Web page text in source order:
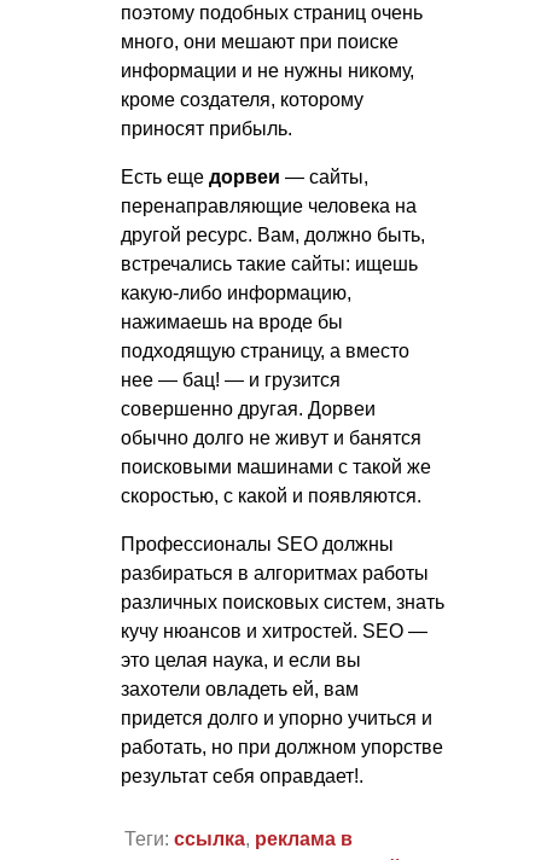
поэтому подобных страниц очень
много, они мешают при поиске
информации и не нужны никому,
кроме создателя, которому
приносят прибыль.
Есть еще дорвеи — сайты,
перенаправляющие человека на
другой ресурс. Вам, должно быть,
встречались такие сайты: ищешь
какую-либо информацию,
нажимаешь на вроде бы
подходящую страницу, а вместо
нее — бац! — и грузится
совершенно другая. Дорвеи
обычно долго не живут и банятся
поисковыми машинами с такой же
скоростью, с какой и появляются.
Профессионалы SEO должны
разбираться в алгоритмах работы
различных поисковых систем, знать
кучу нюансов и хитростей. SEO —
это целая наука, и если вы
захотели овладеть ей, вам
придется долго и упорно учиться и
работать, но при должном упорстве
результат себя оправдает!.
Теги: ссылка, реклама в